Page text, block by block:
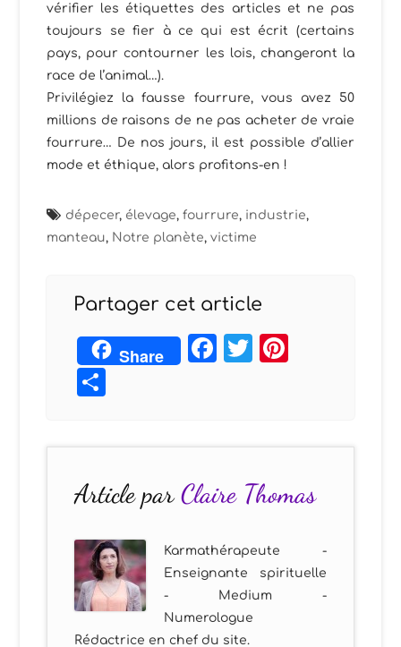
vérifier les étiquettes des articles et ne pas
toujours se fier à ce qui est écrit (certains
pays, pour contourner les lois, changeront la
race de l’animal…).
Privilégiez la fausse fourrure, vous avez 50
millions de raisons de ne pas acheter de vraie
fourrure… De nos jours, il est possible d’allier
mode et éthique, alors profitons-en !
dépecer, élevage,fourrure, industrie,
manteau, Notre planète,victime
Partager cet article
Share Facebook
Twitter
Article parClaire Thomas
Karmathérapeute -
Enseignante spirituelle
- Medium -
Numerologue
Rédactrice en chef du site.